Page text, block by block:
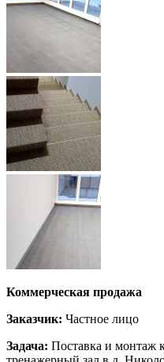
Коммерческая продажа
Заказчик: Частное лицо
Задача: Поставка и монтаж